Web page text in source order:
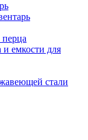
и емкости для
стали